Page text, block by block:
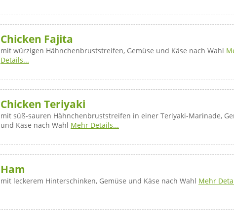
Chicken Fajita
mit würzigen Hähnchenbruststreifen, Gemüse und Käse nach Wahl
Details...
Chicken Teriyaki
mit süß-sauren Hähnchenbruststreifen in einer Teriyaki-Marinade,
und Käse nach Wahl Mehr Details...
Ham
mit leckerem Hinterschinken, Gemüse und Käse nach Wahl Mehr